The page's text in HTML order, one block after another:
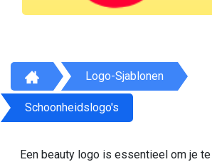
Logo-Sjablonen
Schoonheidslogo's
Een beauty logo is essentieel om je